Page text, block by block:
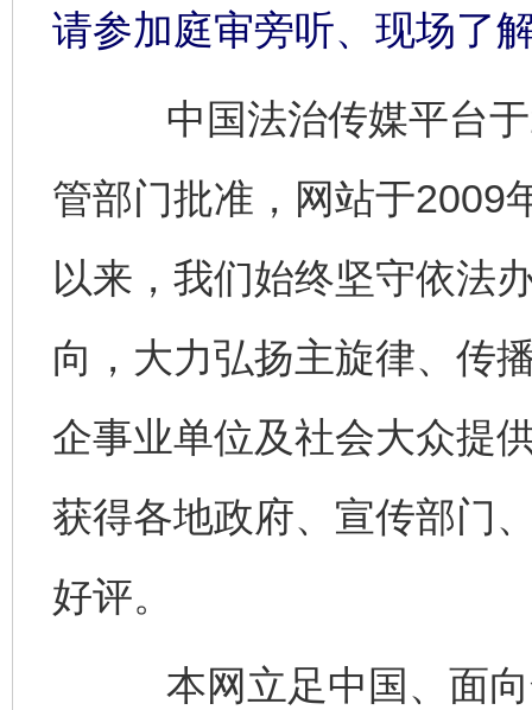
请参加庭审旁听、现场了
中国法治传媒平台于
管部门批准，网站于2009
以来，我们始终坚守依法
向，大力弘扬主旋律、传
企事业单位及社会大众提
获得各地政府、宣传部门
好评。
本网立足中国、面向